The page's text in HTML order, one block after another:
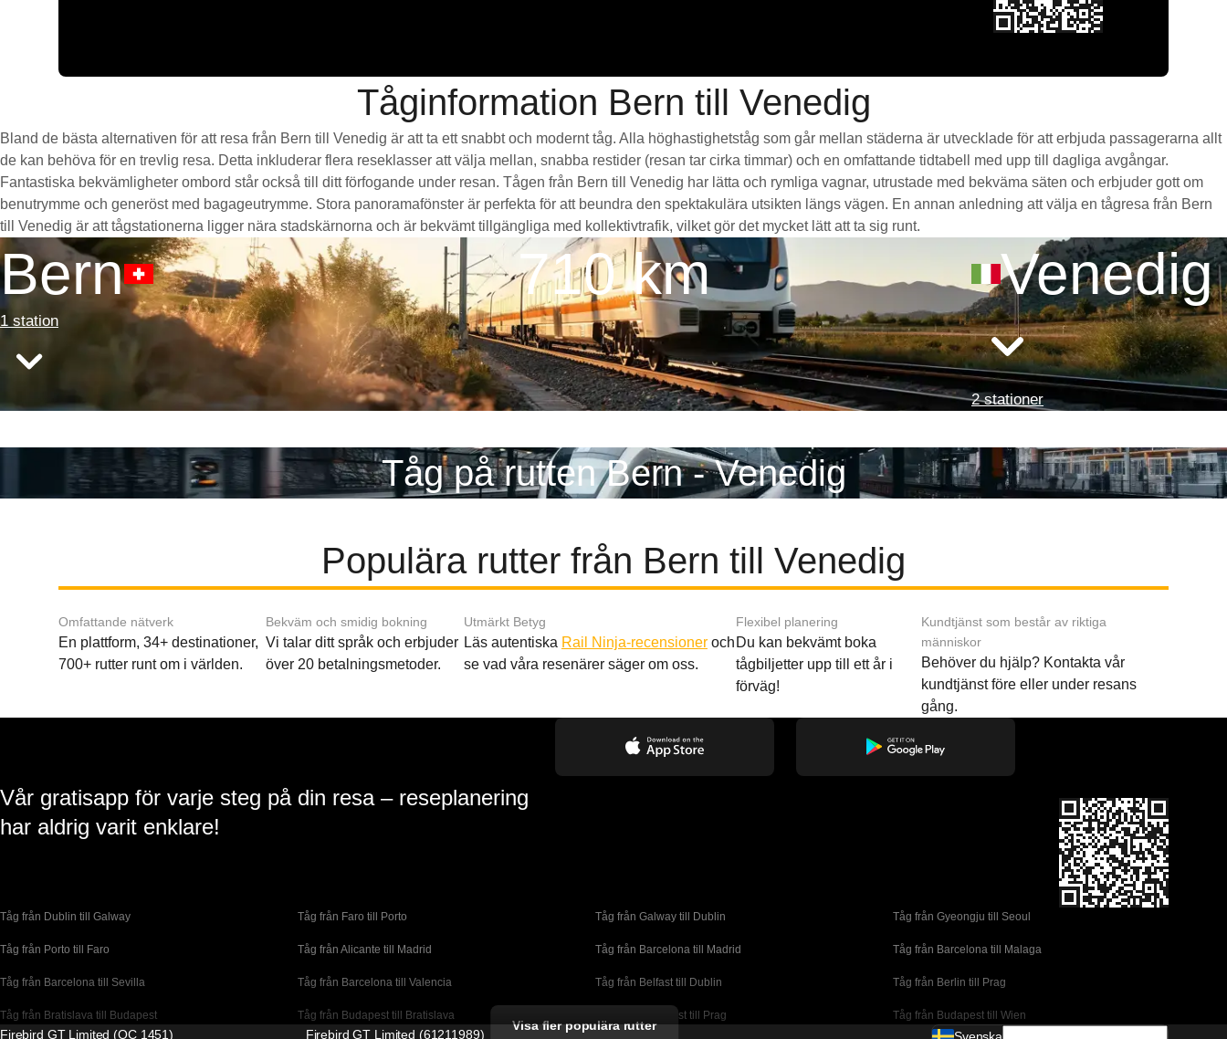
Tåginformation Bern till Venedig
Bland de bästa alternativen för att resa från Bern till Venedig är att ta ett snabbt och modernt tåg. Alla höghastighetståg som går mellan städerna är utvecklade för att erbjuda passagerarna allt
de kan behöva för en trevlig resa. Detta inkluderar flera reseklasser att välja mellan, snabba restider (resan tar cirka timmar) och en omfattande tidtabell med upp till dagliga avgångar.
Fantastiska bekvämligheter ombord står också till ditt förfogande under resan. Tågen från Bern till Venedig har lätta och rymliga vagnar, utrustade med bekväma säten och erbjuder gott om
benutrymme och generöst med bagageutrymme. Stora panoramafönster är perfekta för att beundra den spektakulära utsikten längs vägen. En annan anledning att välja en tågresa från Bern
till Venedig är att tågstationerna ligger nära stadskärnorna och är bekvämt tillgängliga med kollektivtrafik, vilket gör det mycket lätt att ta sig runt.
Bern
1 station
710 km Venedig
2 stationer
Tåg på rutten Bern - Venedig
Populära rutter från Bern till Venedig
Omfattande nätverk
En plattform, 34+ destinationer,
700+ rutter runt om i världen.
Bekväm och smidig bokning
Vi talar ditt språk och erbjuder
över 20 betalningsmetoder.
Utmärkt Betyg
Läs autentiska Rail Ninja-recensioneroch
se vad våra resenärer säger om oss.
Flexibel planering
Du kan bekvämt boka
tågbiljetter upp till ett år i
förväg!
Kundtjänst som består av riktiga
människor
Behöver du hjälp? Kontakta vår
kundtjänst före eller under resans
gång.
Vår gratisapp för varje steg på din resa – reseplanering
har aldrig varit enklare!
Tåg från Dublin till Galway Tåg från Faro till Porto Tåg från Galway till Dublin Tåg från Gyeongju till Seoul
Tåg från Porto till Faro Tåg från Alicante till Madrid Tåg från Barcelona till Madrid Tåg från Barcelona till Malaga
Tåg från Barcelona till Sevilla Tåg från Barcelona till Valencia Tåg från Belfast till Dublin Tåg från Berlin till Prag
Tåg från Bratislava till Budapest Tåg från Budapest till Bratislava Tåg från Budapest till Prag Tåg från Budapest till Wien
Visa fler populära rutter
Firebird GT Limited (OC 1451) Firebird GT Limited (61211989)